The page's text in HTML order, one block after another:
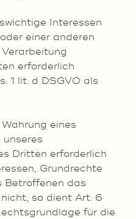
Interessen
einer anderen
erforderlich
1 lit. d DSGVO als
eines
Dritten erforderlich
Grundrechte
Betroffenen das
so dient Art. 6
für die